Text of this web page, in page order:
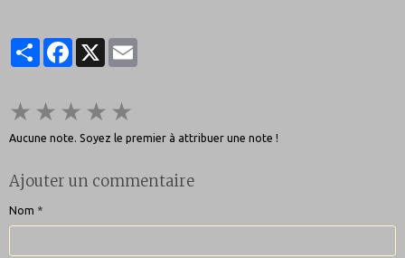
PartagerFacebook
★ ★ ★ ★ ★
Aucune note. Soyez le premier à attribuer une note !
Ajouter un commentaire
Nom